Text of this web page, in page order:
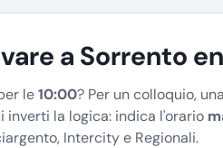
a Sorrento
le10:00? Per un colloquio,
inverti la logica: indica l'orario
Intercity e Regionali.